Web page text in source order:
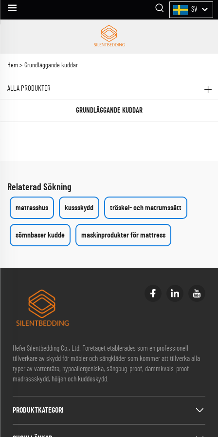
SV
Hem > Grundläggande kuddar
ALLA PRODUKTER
GRUNDLÄGGANDE KUDDAR
Relaterad Sökning
matrasshus kussskydd tröskel- och matrumssätt
sömnbaser kudde maskinprodukter för mattress
Hefei Silentbedding Co., Ltd. Företaget etablerades som en professionell
tillverkare av skydd för möbler och sängkläder som kommer att tillverka alla
typer av vattentäta, hypoallergeniska, sängbug-proof, dammkvals-proof
madrassskydd, höljen och kuddeskydd.
PRODUKTKATEGORI